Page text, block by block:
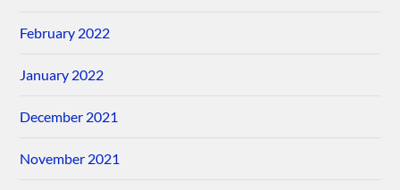
February 2022
January 2022
December 2021
November 2021